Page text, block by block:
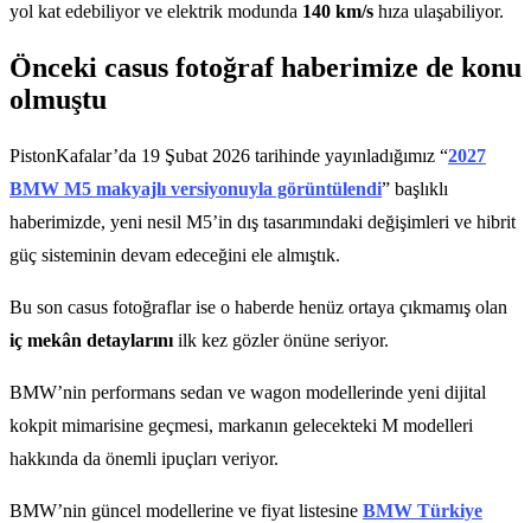
yol kat edebiliyor ve elektrik modunda 140 km/s hıza ulaşabiliyor.
Önceki casus fotoğraf haberimize de konu
olmuştu
PistonKafalar’da 19 Şubat 2026 tarihinde yayınladığımız “2027
BMW M5 makyajlı versiyonuyla görüntülendi” başlıklı
haberimizde, yeni nesil M5’in dış tasarımındaki değişimleri ve hibrit
güç sisteminin devam edeceğini ele almıştık.
Bu son casus fotoğraflar ise o haberde henüz ortaya çıkmamış olan
iç mekân detaylarını ilk kez gözler önüne seriyor.
BMW’nin performans sedan ve wagon modellerinde yeni dijital
kokpit mimarisine geçmesi, markanın gelecekteki M modelleri
hakkında da önemli ipuçları veriyor.
BMW’nin güncel modellerine ve fiyat listesine BMW Türkiye